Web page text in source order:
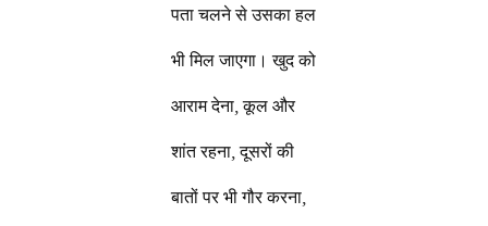
पता चलने से उसका हल
भी मिल जाएगा। खुद को
आराम देना, कूल और
शांत रहना, दूसरों की
बातों पर भी गौर करना,